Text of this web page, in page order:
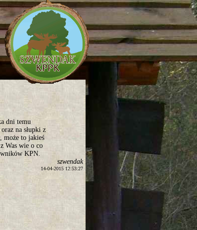
dni temu
na słupki z
może to jakieś
Was wie o co
KPN.
szwendak
14-04-2015 12:53:27